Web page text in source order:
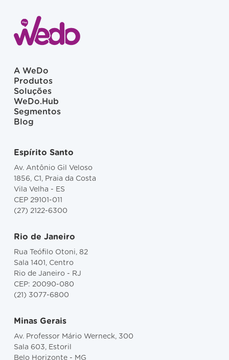
A WeDo
Produtos
Soluções
WeDo.Hub
Segmentos
Blog
Espírito Santo
Av. Antônio Gil Veloso
1856, C1, Praia da Costa
Vila Velha - ES
CEP 29101-011
(27) 2122-6300
Rio de Janeiro
Rua Teófilo Otoni, 82
Sala 1401, Centro
Rio de Janeiro - RJ
CEP: 20090-080
(21) 3077-6800
Minas Gerais
Av. Professor Mário Werneck, 300
Sala 603, Estoril
Belo Horizonte - MG